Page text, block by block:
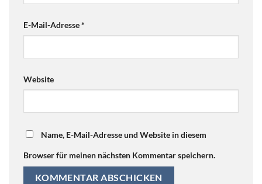
E-Mail-Adresse*
Website
Name, E-Mail-Adresse und Website in diesem
Browser für meinen nächsten Kommentar speichern.